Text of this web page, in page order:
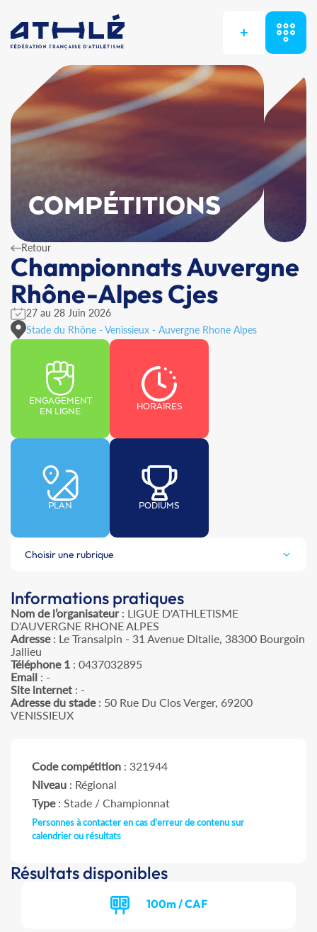
+
COMPÉTITIONS
Retour
Championnats Auvergne
Rhône-Alpes Cjes
27 au 28 Juin 2026
Stade du Rhône - Venissieux - Auvergne Rhone Alpes
ENGAGEMENT
EN LIGNE
HORAIRES
PLAN PODIUMS
Choisir une rubrique
Informations pratiques
Nom de l’organisateur: LIGUE D'ATHLETISME
D'AUVERGNE RHONE ALPES
Adresse: Le Transalpin - 31 Avenue Ditalie, 38300 Bourgoin
Jallieu
Téléphone 1 : 0437032895
Email : -
Site internet : -
Adresse du stade: 50 Rue Du Clos Verger, 69200
VENISSIEUX
Code compétition : 321944
Niveau : Régional
Type: Stade / Championnat
Personnes à contacter en cas d'erreur de contenu sur
calendrier ou résultats
Résultats disponibles
100m / CAF